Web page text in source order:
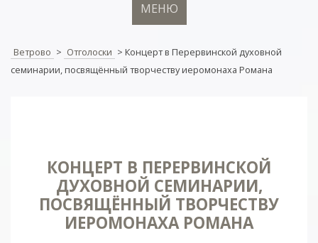
МЕНЮ
Ветрово > Отголоски > Концерт в Перервинской духовной
семинарии, посвящённый творчеству иеромонаха Романа
КОНЦЕРТ В ПЕРЕРВИНСКОЙ
ДУХОВНОЙ СЕМИНАРИИ,
ПОСВЯЩЁННЫЙ ТВОРЧЕСТВУ
ИЕРОМОНАХА РОМАНА